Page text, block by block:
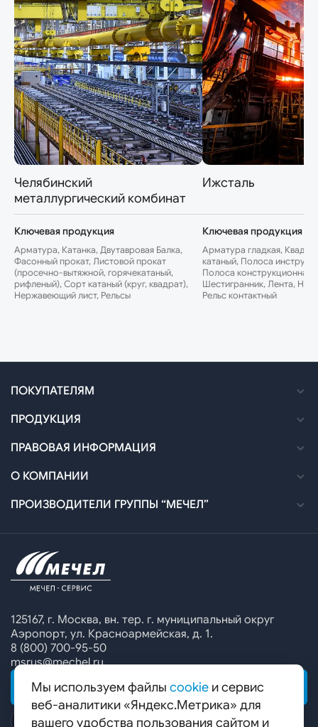
Челябинский
металлургический комбинат
Ключевая продукция
Арматура, Катанка, Двутавровая Балка,
Фасонный прокат, Листовой прокат
(просечно-вытяжной, горячекатаный,
рифленый), Сорт катаный (круг, квадрат),
Нержавеющий лист, Рельсы
Ижсталь
Ключевая продукция
Арматура гладкая,
катаный, Полоса
Полоса
Шестигранник, Лента,
Рельс контактный
ПОКУПАТЕЛЯМ
Как оформить заказ
Доставка
Оплата
Договоры и УПМД
Сбор коммерческих предложений
Специальные предложения
Калькулятор металла
ПРОДУКЦИЯ
Каталог
Технические спецификации
Сертификация
ПРАВОВАЯ ИНФОРМАЦИЯ
Политика в отношении обработки персональных
О КОМПАНИИ
Новости
ПРОИЗВОДИТЕЛИ ГРУППЫ “МЕЧЕЛ”
Ижсталь
Уральская кузница
Белорецкий металлургический комбинат
Гурьевский филиал ЧМК
125167, г. Москва, вн. тер. г. муниципальный округ
Аэропорт, ул. Красноармейская, д. 1.
8 (800) 700-95-50
msrus@mechel.ru
ОБРАТНАЯ СВЯЗЬ
Мы используем файлы cookie и сервис
веб-аналитики «Яндекс.Метрика» для
вашего удобства пользования сайтом и